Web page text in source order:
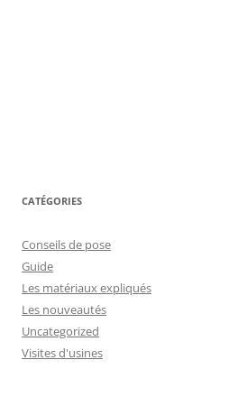
CATÉGORIES
Conseils de pose
Guide
Les matériaux expliqués
Les nouveautés
Uncategorized
Visites d'usines